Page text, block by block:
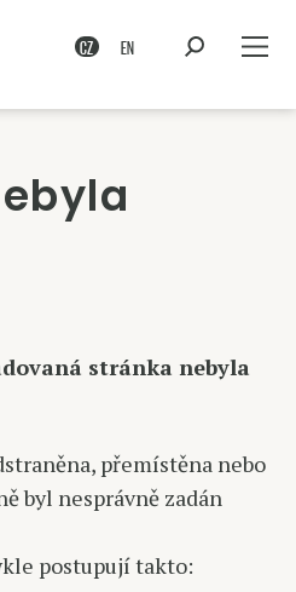
CZ EN
stránka nebyla
přemístěna nebo
byl nesprávně zadán
postupují takto: